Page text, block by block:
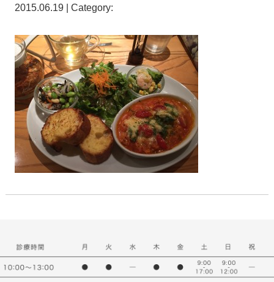
2015.06.19 | Category: